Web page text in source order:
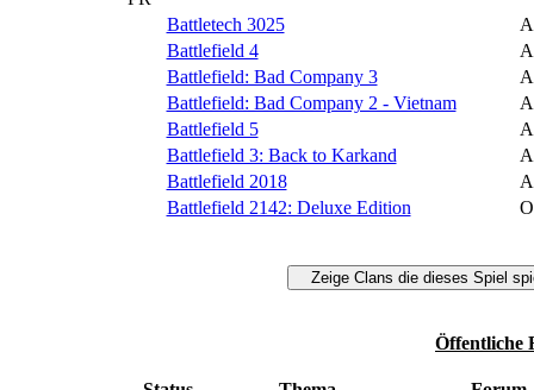
Battletech 3025
Battlefield 4
Battlefield: Bad Company 3
Battlefield: Bad Company 2 - Vietnam
Battlefield 5
Battlefield 3: Back to Karkand
Battlefield 2018
Battlefield 2142: Deluxe Edition
Öffentliche